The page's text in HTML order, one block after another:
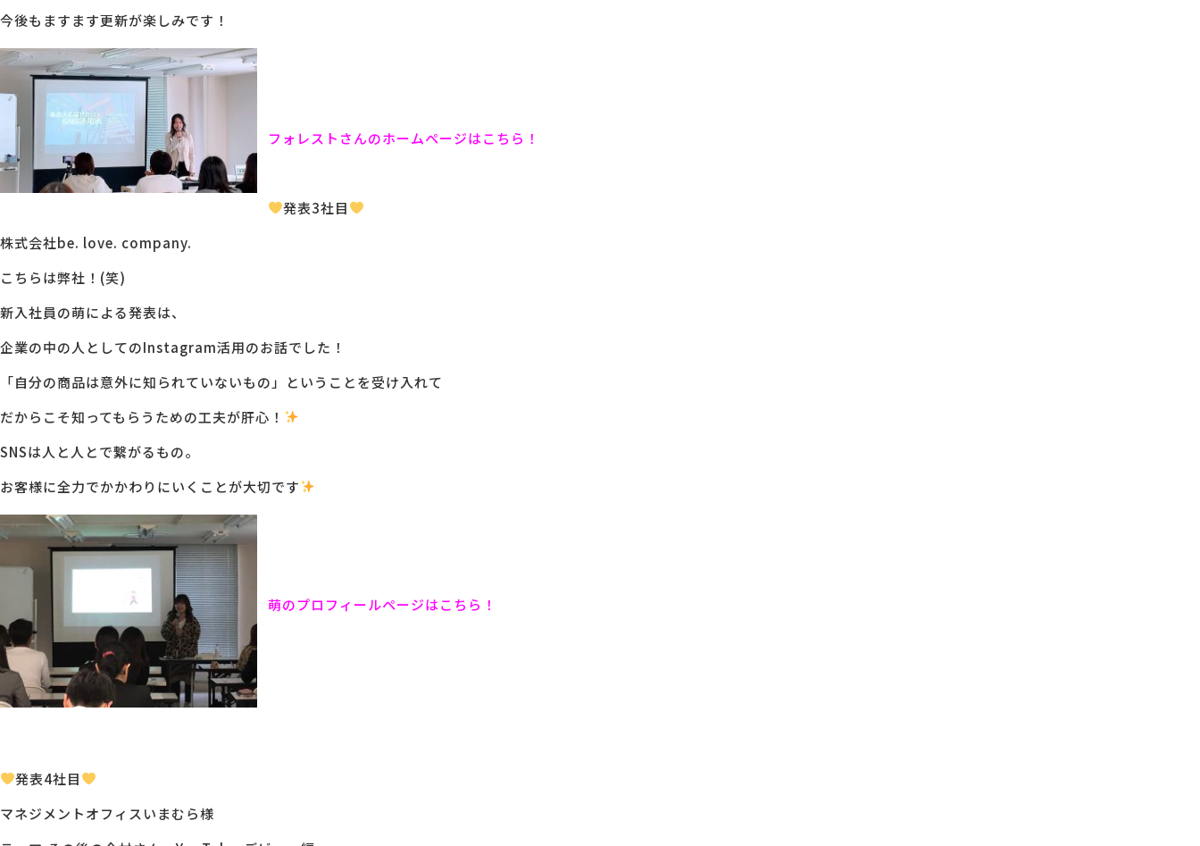
今後もますます更新が楽しみです！
フォレストさんのホームページはこちら！
発表3社目
株式会社be. love. company.
こちらは弊社！(笑)
新入社員の萌による発表は、
企業の中の人としてのInstagram活用のお話でした！
「自分の商品は意外に知られていないもの」ということを受け入れて
だからこそ知ってもらうための工夫が肝心！
SNSは人と人とで繋がるもの。
お客様に全力でかかわりにいくことが大切です
萌のプロフィールページはこちら！
発表4社目
マネジメントオフィスいまむら様